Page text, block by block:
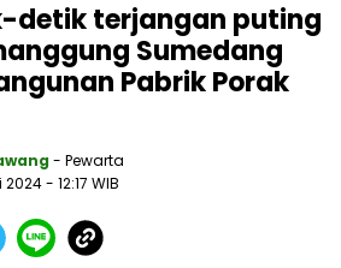
detik terjangan puting
Sumedang
Pabrik Porak
- Pewarta
2024- 12:17 WIB